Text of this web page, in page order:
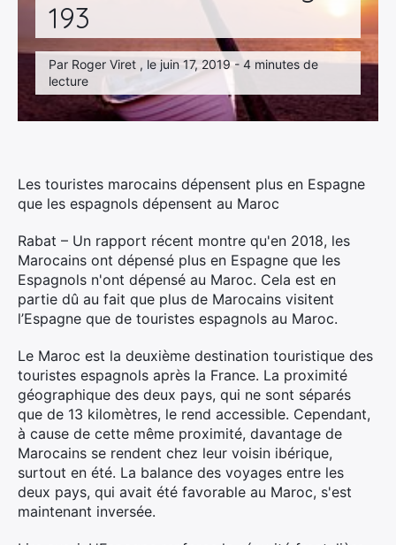
193
Par Roger Viret , le juin 17, 2019 - 4 minutes de
lecture
Les touristes marocains dépensent plus en Espagne
que les espagnols dépensent au Maroc
Rabat – Un rapport récent montre qu'en 2018, les
Marocains ont dépensé plus en Espagne que les
Espagnols n'ont dépensé au Maroc. Cela est en
partie dû au fait que plus de Marocains visitent
l’Espagne que de touristes espagnols au Maroc.
Le Maroc est la deuxième destination touristique des
touristes espagnols après la France. La proximité
géographique des deux pays, qui ne sont séparés
que de 13 kilomètres, le rend accessible. Cependant,
à cause de cette même proximité, davantage de
Marocains se rendent chez leur voisin ibérique,
surtout en été. La balance des voyages entre les
deux pays, qui avait été favorable au Maroc, s'est
maintenant inversée.